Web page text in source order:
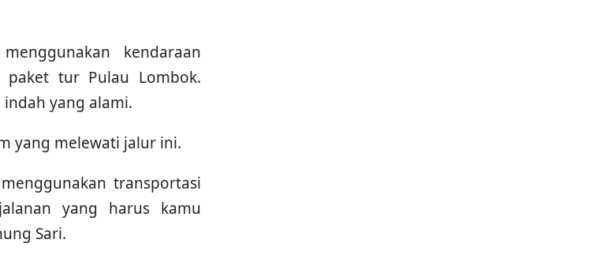
kendaraan
tur Pulau Lombok.
yang alami.
yang melewati jalur ini.
transportasi
yang harus kamu
Sari.